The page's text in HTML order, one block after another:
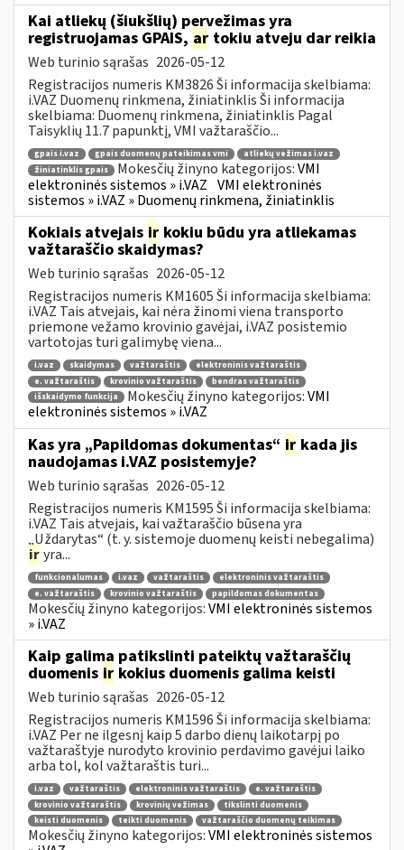
Kai atliekų (šiukšlių) pervežimas yra
registruojamas GPAIS, ar tokiu atveju dar reikia
Web turinio sąrašas 2026-05-12
Registracijos numeris KM3826 Ši informacija skelbiama:
i.VAZ Duomenų rinkmena, žiniatinklis Ši informacija
skelbiama: Duomenų rinkmena, žiniatinklis Pagal
Taisyklių 11.7 papunktį, VMI važtaraščio...
gpais i.vaz gpais duomenų pateikimas vmi
atliekų vežimas i.vaz
žiniatinklis gpais
Mokesčių žinyno kategorijos:VMI
elektroninės sistemos » i.VAZ VMI elektroninės
sistemos » i.VAZ » Duomenų rinkmena, žiniatinklis
Kokiais atvejais ir kokiu būdu yra atliekamas
važtaraščio skaidymas?
Web turinio sąrašas 2026-05-12
Registracijos numeris KM1605 Ši informacija skelbiama:
i.VAZ Tais atvejais, kai nėra žinomi viena transporto
priemone vežamo krovinio gavėjai, i.VAZ posistemio
vartotojas turi galimybę viena...
i.vaz skaidymas važtaraštis
elektroninis važtaraštis
e. važtaraštis
krovinio važtaraštis
bendras važtaraštis
išskaidymo funkcija
Mokesčių žinyno kategorijos:VMI
elektroninės sistemos » i.VAZ
Kas yra „Papildomas dokumentas“ ir kada jis
naudojamas i.VAZ posistemyje?
Web turinio sąrašas 2026-05-12
Registracijos numeris KM1595 Ši informacija skelbiama:
i.VAZ Tais atvejais, kai važtaraščio būsena yra
„Uždarytas“ (t. y. sistemoje duomenų keisti nebegalima)
iryra...
funkcionalumas i.vaz važtaraštis
elektroninis važtaraštis
e. važtaraštis
krovinio važtaraštis papildomas dokumentas
Mokesčių žinyno kategorijos:VMI elektroninės sistemos
» i.VAZ
Kaip galima patikslinti pateiktų važtaraščių
duomenis ir kokius duomenis galima keisti
Web turinio sąrašas 2026-05-12
Registracijos numeris KM1596 Ši informacija skelbiama:
i.VAZ Per ne ilgesnį kaip 5 darbo dienų laikotarpį po
važtaraštyje nurodyto krovinio perdavimo gavėjui laiko
arba tol, kol važtaraštis turi...
i.vaz važtaraštis elektroninis važtaraštis
e. važtaraštis
krovinio važtaraštis
krovinių vežimas
tikslinti duomenis
keisti duomenis
teikti duomenis važtaraščio duomenų teikimas
Mokesčių žinyno kategorijos:VMI elektroninės sistemos